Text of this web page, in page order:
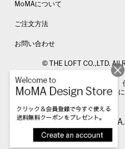
MoMAについて
ご注文方法
お問い合わせ
© THE LOFT CO.,LTD. All
特定商取引法表示
カスタマーハラスメント
Visit